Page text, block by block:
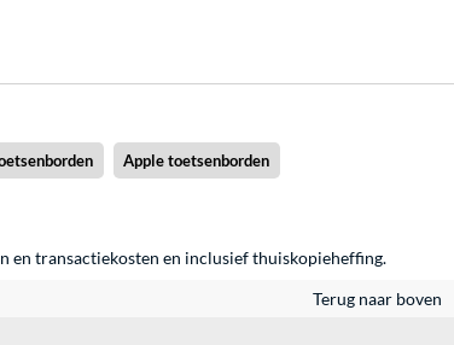
Apple toetsenborden
en transactiekosten en inclusief thuiskopieheffing.
Terug naar boven